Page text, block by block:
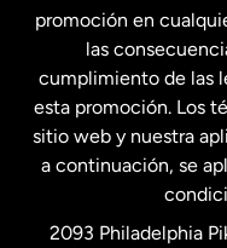
Malasia
Nueva
Países
promoción en
las
cumplimiento de las
esta promoción. Los
sitio web y nuestra
a continuación, se
2093 Philadelphia